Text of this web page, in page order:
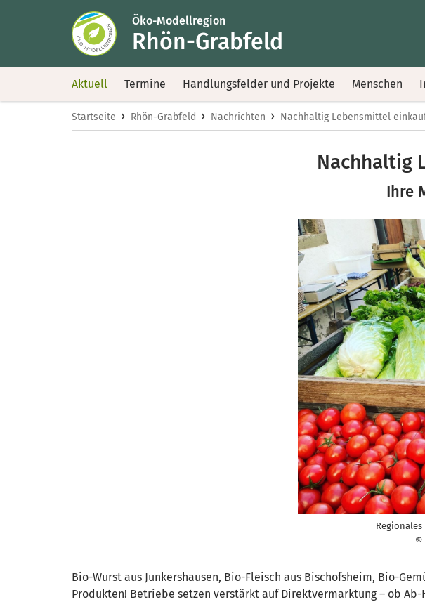
Öko-Modellregion
Rhön-Grabfeld
Aktuell Termine Handlungsfelder und Projekte Menschen
Startseite › Rhön-Grabfeld › Nachrichten › Nachhaltig Lebensmittel
Nachhaltig
Ihre
Regionales
©
Bio-Wurst aus Junkershausen, Bio-Fleisch aus Bischofsheim, Bio-
Produkten! Betriebe setzen verstärkt auf Direktvermarktung – ob